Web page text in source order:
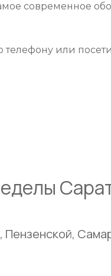
современное
или